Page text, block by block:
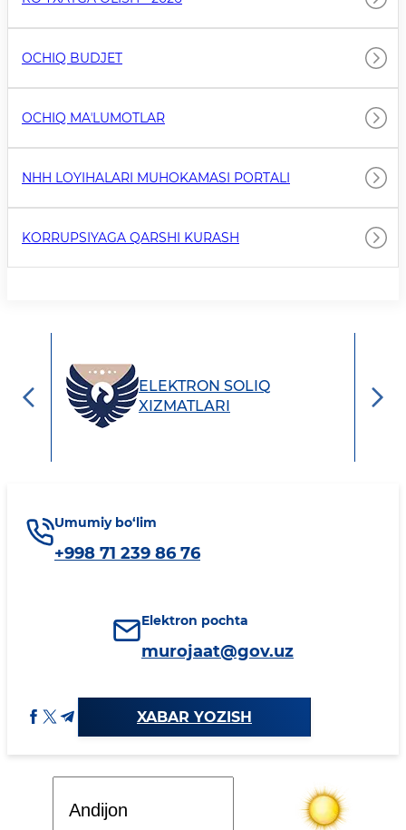
OCHIQ BUDJET
OCHIQ MAʼLUMOTLAR
NHH LOYIHALARI MUHOKAMASI PORTALI
KORRUPSIYAGA QARSHI KURASH
ELEKTRON SOLIQ
XIZMATLARI
Umumiy bo‘lim
+998 71 239 86 76
Elektron pochta
murojaat@gov.uz
XABAR YOZISH